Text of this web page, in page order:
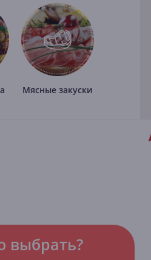
Мясные закуски
выбрать?